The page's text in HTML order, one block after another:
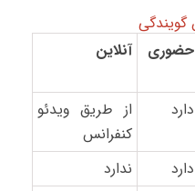
حضوری آنلاین
دارد
از طریق ویدئو
کنفرانس
دارد
ندارد